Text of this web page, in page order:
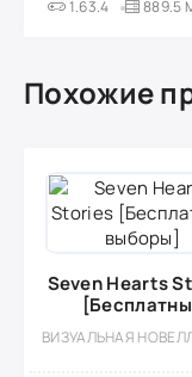
1.63.4 889.5
Похожие
Seven Hearts
выборы]